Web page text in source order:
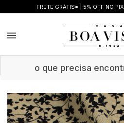
FRETE GRÁTIS* 5% OFF NO PIX